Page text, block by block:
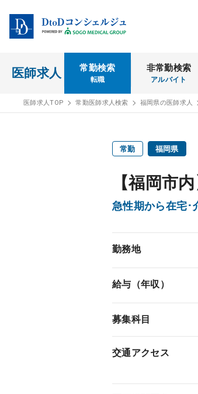
医師求人 常勤検索
転職
非常勤検索
アルバイト
医師求人TOP 常勤医師求人検索 福岡県の医師求人
常勤 福岡県
【福岡市
急性期から在宅･
勤務地
給与（年収）
募集科目
交通アクセス